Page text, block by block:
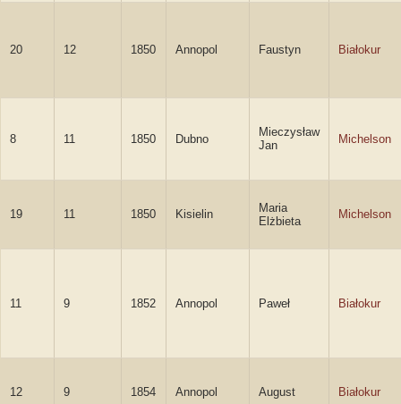
20 12 1850 Annopol Faustyn Białokur
8 11 1850 Dubno
Mieczysław
Jan
Michelson
19 11 1850 Kisielin
Maria
Elżbieta
Michelson
11 9 1852 Annopol Paweł Białokur
12 9 1854 Annopol August Białokur